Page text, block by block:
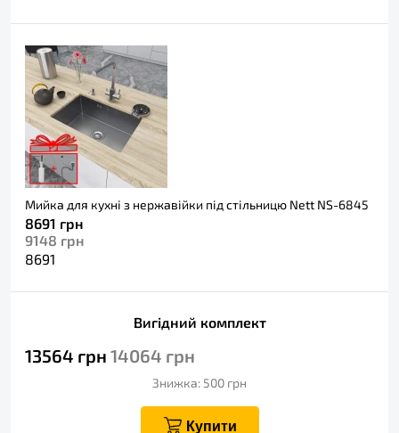
Мийка для кухні з нержавійки під стільницю Nett NS-6845
8691 грн
9148 грн
8691
Вигідний комплект
13564 грн 14064 грн
Знижка: 500 грн
Купити